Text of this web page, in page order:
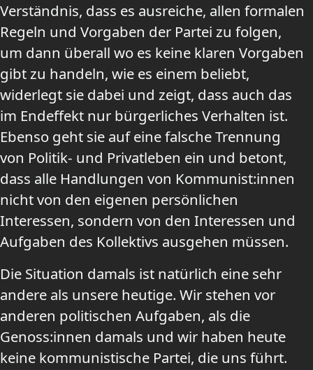
Verständnis, dass es ausreiche, allen formalen
Regeln und Vorgaben der Partei zu folgen,
um dann überall wo es keine klaren Vorgaben
gibt zu handeln, wie es einem beliebt,
widerlegt sie dabei und zeigt, dass auch das
im Endeffekt nur bürgerliches Verhalten ist.
Ebenso geht sie auf eine falsche Trennung
von Politik- und Privatleben ein und betont,
dass alle Handlungen von Kommunist:innen
nicht von den eigenen persönlichen
Interessen, sondern von den Interessen und
Aufgaben des Kollektivs ausgehen müssen.
Die Situation damals ist natürlich eine sehr
andere als unsere heutige. Wir stehen vor
anderen politischen Aufgaben, als die
Genoss:innen damals und wir haben heute
keine kommunistische Partei, die uns führt.